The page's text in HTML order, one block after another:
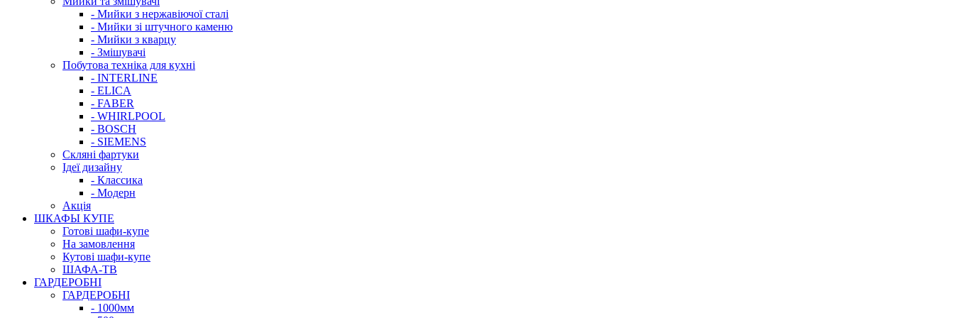
- Мийки з нержавіючої сталі
- Мийки зі штучного каменю
- Мийки з кварцу
- Змішувачі
Побутова техніка для кухні
- INTERLINE
- ELICA
- FABER
- WHIRLPOOL
- BOSCH
- SIEMENS
Скляні фартуки
Ідеї дизайну
- Класcика
- Модерн
Акція
ШКАФЫ КУПЕ
Готові шафи-купе
На замовлення
Кутові шафи-купе
ШАФА-ТВ
ГАРДЕРОБНІ
ГАРДЕРОБНІ
- 1000мм